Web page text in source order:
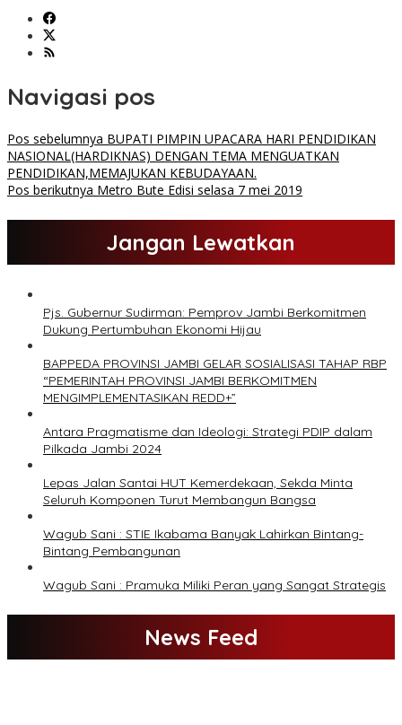
Navigasi pos
Pos sebelumnya BUPATI PIMPIN UPACARA HARI PENDIDIKAN
NASIONAL(HARDIKNAS) DENGAN TEMA MENGUATKAN
PENDIDIKAN,MEMAJUKAN KEBUDAYAAN.
Pos berikutnya Metro Bute Edisi selasa 7 mei 2019
Jangan Lewatkan
Pjs. Gubernur Sudirman: Pemprov Jambi Berkomitmen
Dukung Pertumbuhan Ekonomi Hijau
BAPPEDA PROVINSI JAMBI GELAR SOSIALISASI TAHAP RBP
“PEMERINTAH PROVINSI JAMBI BERKOMITMEN
MENGIMPLEMENTASIKAN REDD+”
Antara Pragmatisme dan Ideologi: Strategi PDIP dalam
Pilkada Jambi 2024
Lepas Jalan Santai HUT Kemerdekaan, Sekda Minta
Seluruh Komponen Turut Membangun Bangsa
Wagub Sani : STIE Ikabama Banyak Lahirkan Bintang-
Bintang Pembangunan
Wagub Sani : Pramuka Miliki Peran yang Sangat Strategis
News Feed